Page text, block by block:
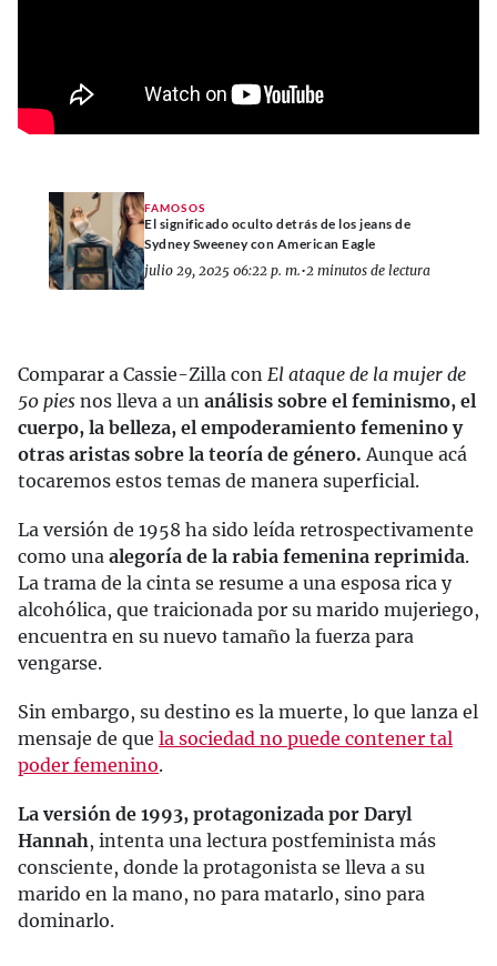
FAMOSOS
El significado oculto detrás de los jeans de
Sydney Sweeney con American Eagle
julio 29, 2025 06:22 p. m.•2 minutos de lectura
Comparar a Cassie-Zilla con El ataque de la mujer de
50 pies nos lleva a un análisis sobre el feminismo, el
cuerpo, la belleza, el empoderamiento femenino y
otras aristas sobre la teoría de género. Aunque acá
tocaremos estos temas de manera superficial.
La versión de 1958 ha sido leída retrospectivamente
como una alegoría de la rabia femenina reprimida.
La trama de la cinta se resume a una esposa rica y
alcohólica, que traicionada por su marido mujeriego,
encuentra en su nuevo tamaño la fuerza para
vengarse.
Sin embargo, su destino es la muerte, lo que lanza el
mensaje de que la sociedad no puede contener tal
poder femenino.
La versión de 1993, protagonizada por Daryl
Hannah, intenta una lectura postfeminista más
consciente, donde la protagonista se lleva a su
marido en la mano, no para matarlo, sino para
dominarlo.